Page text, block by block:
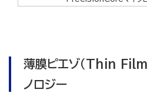
薄膜ピエゾ（Thin
ノロジー